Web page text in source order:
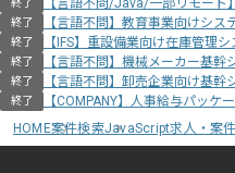
終了 【言語不問/Java/一部リモート
終了 【言語不問】教育事業向けシス
終了 【IFS】重設備業向け在庫管理
終了 【言語不問】機械メーカー基幹
終了 【言語不問】卸売企業向け基幹
終了
【COMPANY】人事給与パッケ
HOME案件検索JavaScript求人・案件